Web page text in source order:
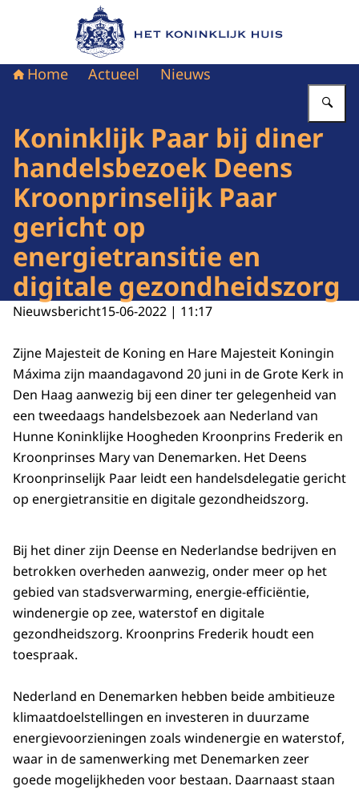
Naar de homepage van Het Koninklijk Huis
Home Actueel Nieuws
Koninklijk Paar bij diner
handelsbezoek Deens
Kroonprinselijk Paar
gericht op
energietransitie en
digitale gezondheidszorg
Nieuwsbericht15-06-2022 | 11:17
Zijne Majesteit de Koning en Hare Majesteit Koningin
Máxima zijn maandagavond 20 juni in de Grote Kerk in
Den Haag aanwezig bij een diner ter gelegenheid van
een tweedaags handelsbezoek aan Nederland van
Hunne Koninklijke Hoogheden Kroonprins Frederik en
Kroonprinses Mary van Denemarken. Het Deens
Kroonprinselijk Paar leidt een handelsdelegatie gericht
op energietransitie en digitale gezondheidszorg.
Bij het diner zijn Deense en Nederlandse bedrijven en
betrokken overheden aanwezig, onder meer op het
gebied van stadsverwarming, energie-efficiëntie,
windenergie op zee, waterstof en digitale
gezondheidszorg. Kroonprins Frederik houdt een
toespraak.
Nederland en Denemarken hebben beide ambitieuze
klimaatdoelstellingen en investeren in duurzame
energievoorzieningen zoals windenergie en waterstof,
waar in de samenwerking met Denemarken zeer
goede mogelijkheden voor bestaan. Daarnaast staan